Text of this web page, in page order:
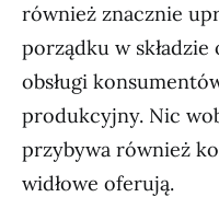
również znacznie
porządku w składzie
obsługi
produkcyjny. Nic
przybywa również
widłowe oferują.